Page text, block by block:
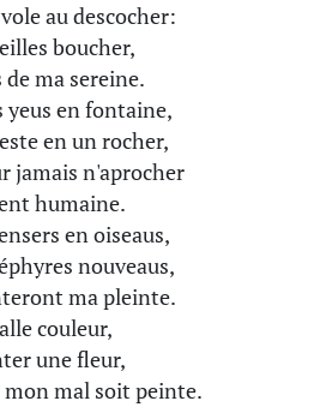
au descocher:
boucher,
ma sereine.
yeus en fontaine,
en un rocher,
jamais n'aprocher
humaine.
en oiseaus,
nouveaus,
ma pleinte.
couleur,
une fleur,
mal soit peinte.